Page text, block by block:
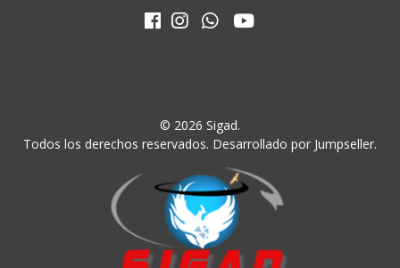
© 2026 Sigad.
Todos los derechos reservados. Desarrollado por Jumpseller.